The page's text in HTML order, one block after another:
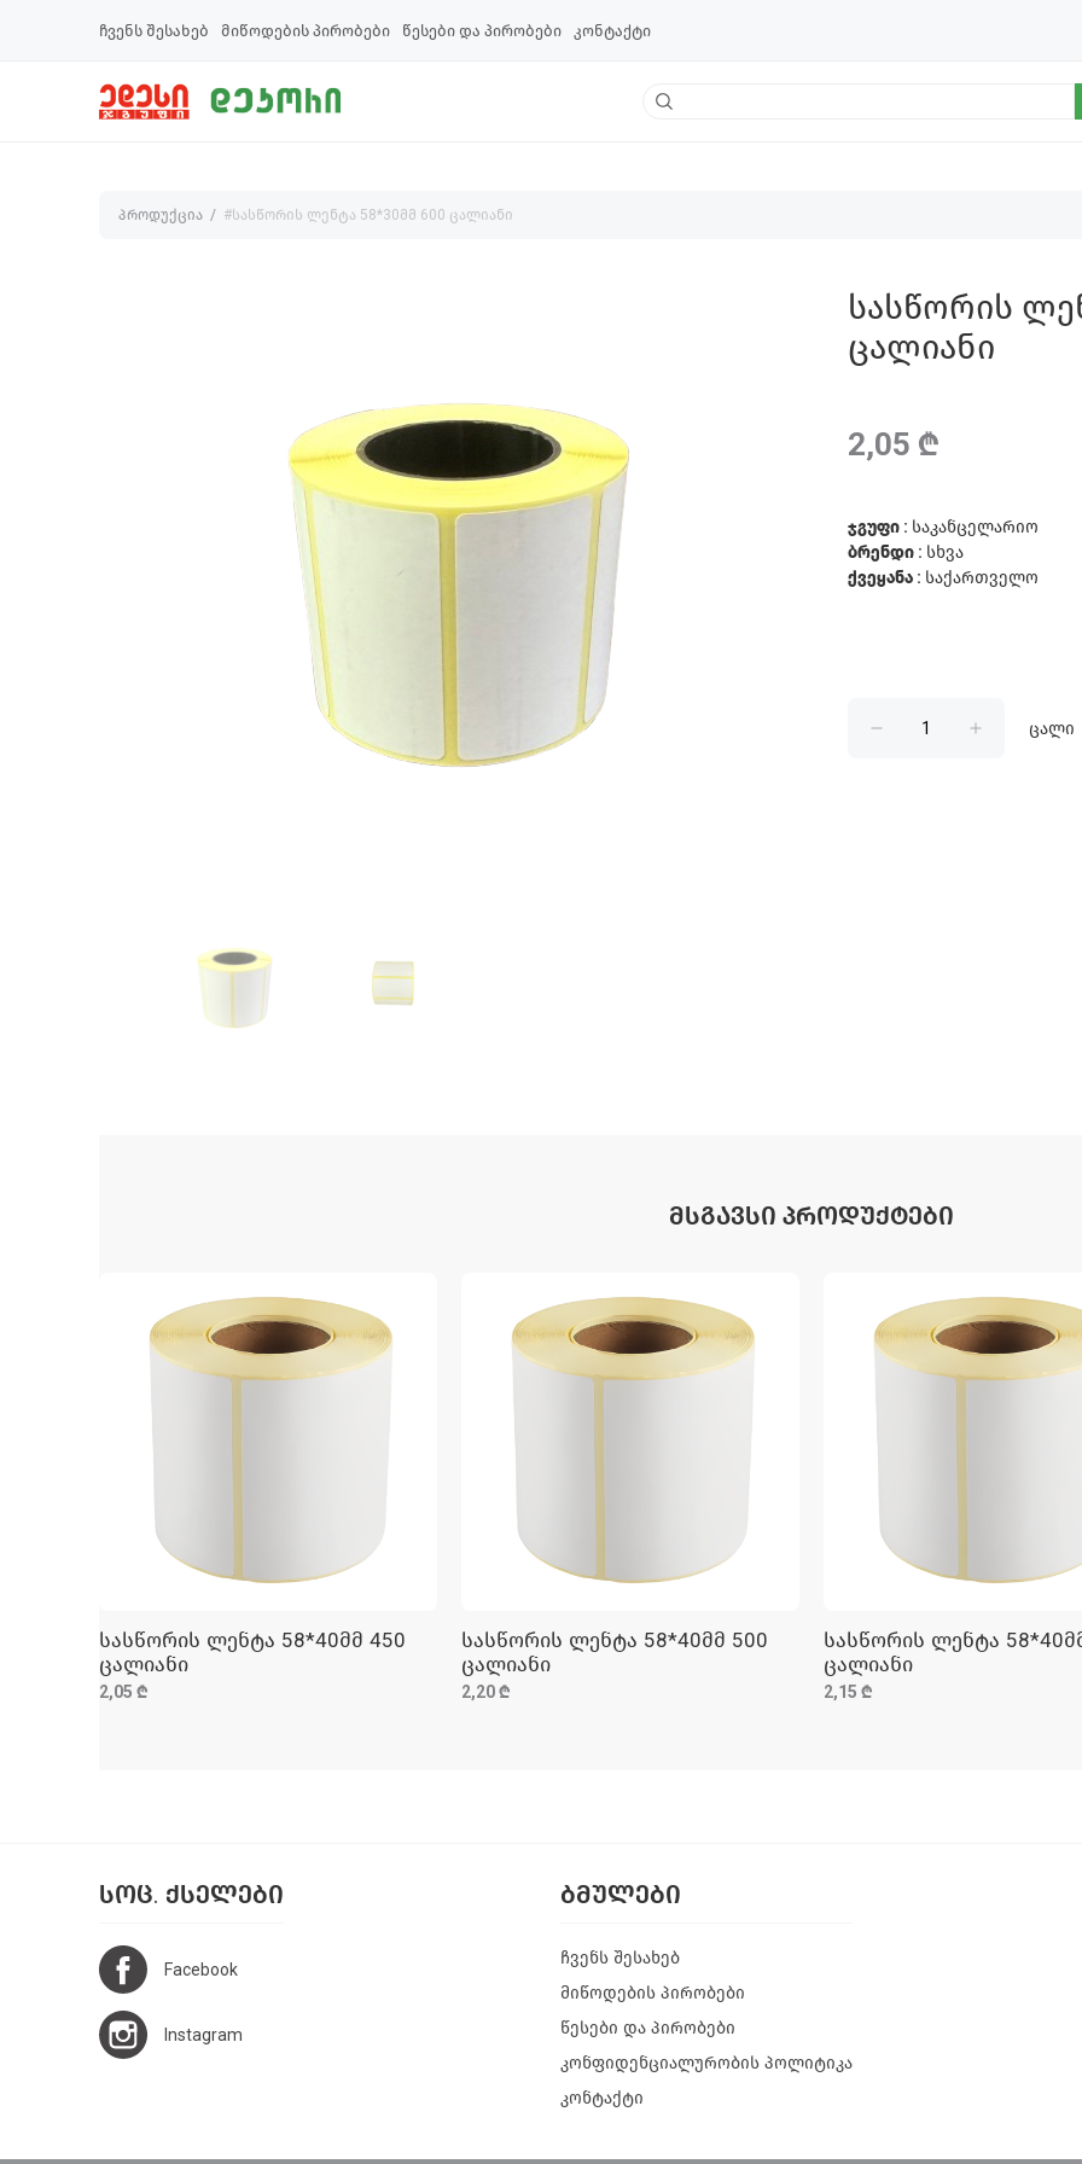
ჩვენს შესახებ მიწოდების პირობები წესები და პირობები კონტაქტი
პროდუქცია #სასწორის ლენტა 58*30მმ 600 ცალიანი
სასწორის
ცალიანი
2,05 ₾
ჯგუფი : საკანცელარიო
ბრენდი : სხვა
ქვეყანა : საქართველო
ცალი
ᲛᲡᲒᲐᲕᲡᲘ ᲞᲠᲝᲓᲣᲥᲢᲔᲑᲘ
ᲓᲐᲛᲐᲢᲔᲑᲐ
სასწორის ლენტა 58*40მმ 450
ცალიანი
2,05 ₾
ᲓᲐᲛᲐᲢᲔᲑᲐ
სასწორის ლენტა 58*40მმ 500
ცალიანი
2,20 ₾
ᲓᲐᲛᲐᲢᲔᲑᲐ
სასწორის ლენტა
ცალიანი
2,15 ₾
ᲡᲝᲪ. ᲥᲡᲔᲚᲔᲑᲘ
Facebook
Instagram
ᲑᲛᲣᲚᲔᲑᲘ
ჩვენს შესახებ
მიწოდების პირობები
წესები და პირობები
კონფიდენციალურობის პოლიტიკა
კონტაქტი